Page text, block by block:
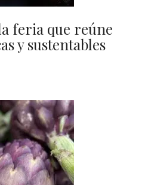
feria que reúne
y sustentables